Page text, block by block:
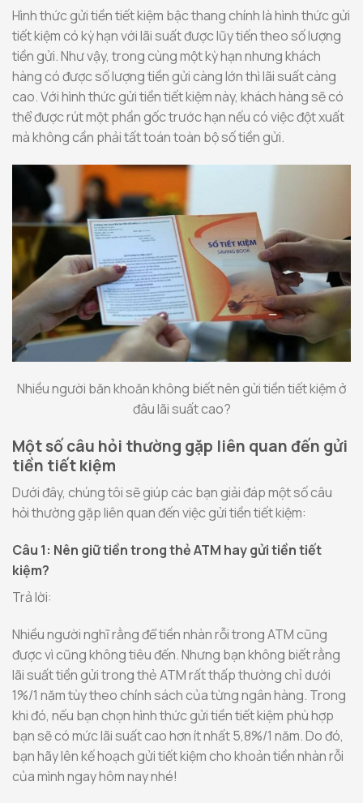
Hình thức gửi tiền tiết kiệm bậc thang chính là hình thức gửi
tiết kiệm có kỳ hạn với lãi suất được lũy tiến theo số lượng
tiền gửi. Như vậy, trong cùng một kỳ hạn nhưng khách
hàng có được số lượng tiền gửi càng lớn thì lãi suất càng
cao. Với hình thức gửi tiền tiết kiệm này, khách hàng sẽ có
thể được rút một phần gốc trước hạn nếu có việc đột xuất
mà không cần phải tất toán toàn bộ số tiền gửi.
Nhiều người băn khoăn không biết nên gửi tiền tiết kiệm ở
đâu lãi suất cao?
Một số câu hỏi thường gặp liên quan đến gửi
tiền tiết kiệm
Dưới đây, chúng tôi sẽ giúp các bạn giải đáp một số câu
hỏi thường gặp liên quan đến việc gửi tiền tiết kiệm:
Câu 1: Nên giữ tiền trong thẻ ATM hay gửi tiền tiết
kiệm?
Trả lời:
Nhiều người nghĩ rằng để tiền nhàn rỗi trong ATM cũng
được vì cũng không tiêu đến. Nhưng bạn không biết rằng
lãi suất tiền gửi trong thẻ ATM rất thấp thường chỉ dưới
1%/1 năm tùy theo chính sách của từng ngân hàng. Trong
khi đó, nếu bạn chọn hình thức gửi tiền tiết kiệm phù hợp
bạn sẽ có mức lãi suất cao hơn ít nhất 5,8%/1 năm. Do đó,
bạn hãy lên kế hoạch gửi tiết kiệm cho khoản tiền nhàn rỗi
của mình ngay hôm nay nhé!